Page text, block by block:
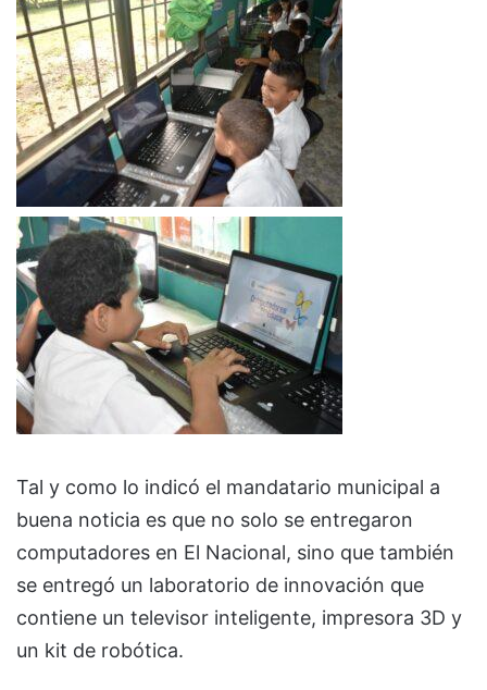
Tal y como lo indicó el mandatario municipal a
buena noticia es que no solo se entregaron
computadores en El Nacional, sino que también
se entregó un laboratorio de innovación que
contiene un televisor inteligente, impresora 3D y
un kit de robótica.